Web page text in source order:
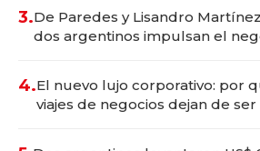
3.De Paredes y Lisandro
dos argentinos impulsan el
4.El nuevo lujo corporativo: por
viajes de negocios dejan de